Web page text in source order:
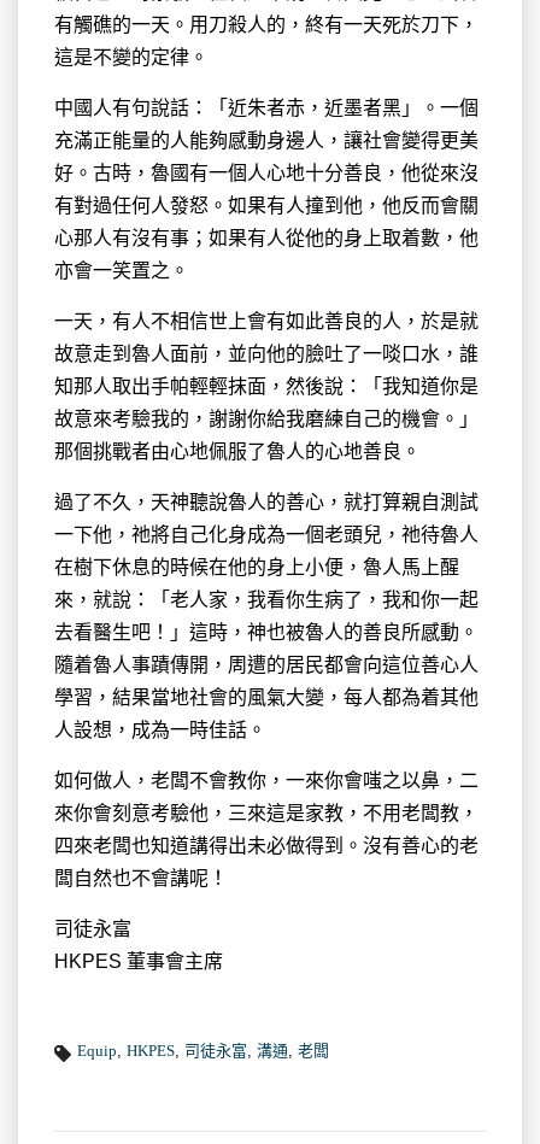
有觸礁的一天。用刀殺人的，終有一天死於刀下，
這是不變的定律。
中國人有句說話：「近朱者赤，近墨者黑」。一個
充滿正能量的人能夠感動身邊人，讓社會變得更美
好。古時，魯國有一個人心地十分善良，他從來沒
有對過任何人發怒。如果有人撞到他，他反而會關
心那人有沒有事；如果有人從他的身上取着數，他
亦會一笑置之。
一天，有人不相信世上會有如此善良的人，於是就
故意走到魯人面前，並向他的臉吐了一啖口水，誰
知那人取出手帕輕輕抹面，然後說：「我知道你是
故意來考驗我的，謝謝你給我磨練自己的機會。」
那個挑戰者由心地佩服了魯人的心地善良。
過了不久，天神聽說魯人的善心，就打算親自測試
一下他，祂將自己化身成為一個老頭兒，祂待魯人
在樹下休息的時候在他的身上小便，魯人馬上醒
來，就說：「老人家，我看你生病了，我和你一起
去看醫生吧！」這時，神也被魯人的善良所感動。
隨着魯人事蹟傳開，周遭的居民都會向這位善心人
學習，結果當地社會的風氣大變，每人都為着其他
人設想，成為一時佳話。
如何做人，老闆不會教你，一來你會嗤之以鼻，二
來你會刻意考驗他，三來這是家教，不用老闆教，
四來老闆也知道講得出未必做得到。沒有善心的老
闆自然也不會講呢！
司徒永富
HKPES 董事會主席
Equip, HKPES, 司徒永富, 溝通, 老闆